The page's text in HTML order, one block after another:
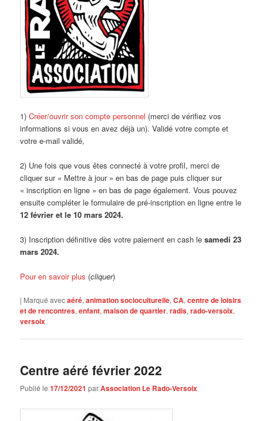
1)Créer/ouvrir son compte personnel (merci de vérifiez vos
informations si vous en avez déjà un). Validé votre compte et
votre e-mail validé,
2) Une fois que vous êtes connecté à votre profil, merci de
cliquer sur « Mettre à jour » en bas de page puis cliquer sur
« inscription en ligne » en bas de page également. Vous pouvez
ensuite compléter le formulaire de pré-inscription en ligne entre le
12 février et le 10 mars 2024.
3) Inscription définitive dès votre paiement en cash lesamedi 23
mars 2024.
Pour en savoir plus (cliquer)
| Marqué avecaéré,animation socioculturelle,CA,centre de loisirs
et de rencontres,enfant,maison de quartier,radis,rado-versoix,
versoix
Centre aéré février 2022
Publié le17/12/2021 parAssociation Le Rado-Versoix